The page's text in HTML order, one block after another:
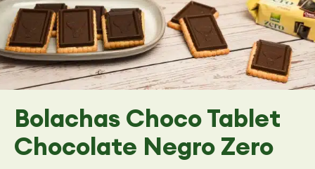
Bolachas Choco Tablet
Chocolate Negro Zero